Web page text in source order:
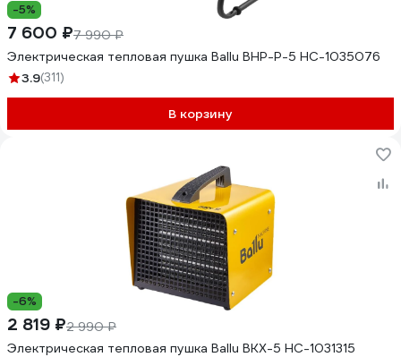
-5%
7 600 ₽7 990 ₽
Электрическая тепловая пушка Ballu BHP-P-5 НС-1035076
3.9(311)
В корзину
-6%
2 819 ₽2 990 ₽
Электрическая тепловая пушка Ballu BKX-5 НС-1031315